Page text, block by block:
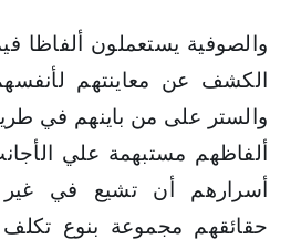
والصوفية يستعملون ألفاظا
الكشف عن معاينتهم
والستر على من باينهم في
ألفاظهم مستبهمة علي
أسرارهم أن تشيع في غير
حقائقهم مجموعة بنوع